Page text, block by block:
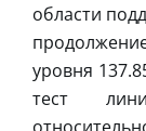
области
уровня
тест